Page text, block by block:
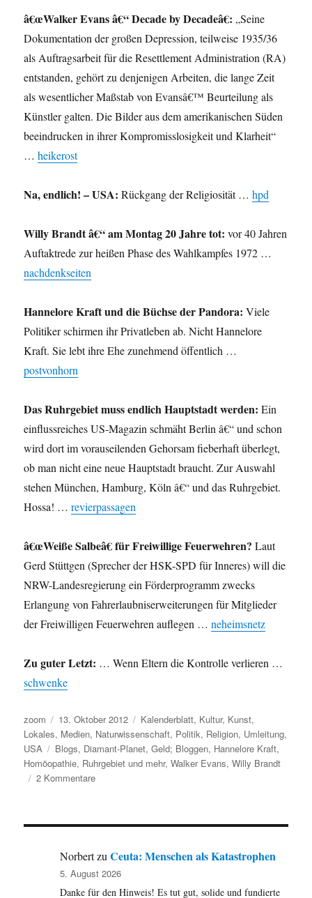
â€œWalker Evans â€“ Decade by Decadeâ€: „Seine
Dokumentation der großen Depression, teilweise 1935/36
als Auftragsarbeit für die Resettlement Administration (RA)
entstanden, gehört zu denjenigen Arbeiten, die lange Zeit
als wesentlicher Maßstab von Evansâ€™ Beurteilung als
Künstler galten. Die Bilder aus dem amerikanischen Süden
beeindrucken in ihrer Kompromisslosigkeit und Klarheit“
…heikerost
Na, endlich! – USA: Rückgang der Religiosität …hpd
Willy Brandt â€“ am Montag 20 Jahre tot: vor 40 Jahren
Auftaktrede zur heißen Phase des Wahlkampfes 1972 …
nachdenkseiten
Hannelore Kraft und die Büchse der Pandora: Viele
Politiker schirmen ihr Privatleben ab. Nicht Hannelore
Kraft. Sie lebt ihre Ehe zunehmend öffentlich …
postvonhorn
Das Ruhrgebiet muss endlich Hauptstadt werden: Ein
einflussreiches US-Magazin schmäht Berlin â€“ und schon
wird dort im vorauseilenden Gehorsam fieberhaft überlegt,
ob man nicht eine neue Hauptstadt braucht. Zur Auswahl
stehen München, Hamburg, Köln â€“ und das Ruhrgebiet.
Hossa! …revierpassagen
â€œWeiße Salbeâ€ für Freiwillige Feuerwehren? Laut
Gerd Stüttgen (Sprecher der HSK-SPD für Inneres) will die
NRW-Landesregierung ein Förderprogramm zwecks
Erlangung von Fahrerlaubniserweiterungen für Mitglieder
der Freiwilligen Feuerwehren auflegen …neheimsnetz
Zu guter Letzt: … Wenn Eltern die Kontrolle verlieren …
schwenke
Autor
zoom
Veröffentlicht
am
13. Oktober 2012 Kategorien
Kalenderblatt, Kultur, Kunst,
Lokales, Medien, Naturwissenschaft, Politik, Religion, Umleitung,
USA
Schlagwörter
Blogs, Diamant-Planet,Geld; Bloggen, Hannelore Kraft,
Homöopathie, Ruhrgebiet und mehr,Walker Evans,Willy Brandt
2 Kommentarezu
die
sowieso
klein
und
NorbertzuCeuta: Menschen als Katastrophen
5. August 2026
Danke für den Hinweis! Es tut gut, solide und fundierte